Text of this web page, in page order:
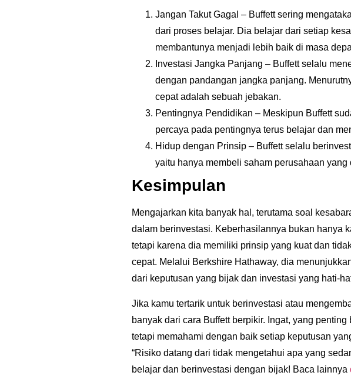
Jangan Takut Gagal – Buffett sering
dari proses belajar. Dia belajar dari setiap
membantunya menjadi lebih baik di masa
Investasi Jangka Panjang – Buffett selalu
dengan pandangan jangka panjang.
cepat adalah sebuah jebakan.
Pentingnya Pendidikan – Meskipun Buffett
percaya pada pentingnya terus belajar dan
Hidup dengan Prinsip– Buffett selalu
yaitu hanya membeli saham perusahaan yang
Kesimpulan
Mengajarkan kita banyak hal, terutama soal
dalam berinvestasi. Keberhasilannya bukan hanya
tetapi karena dia memiliki prinsip yang kuat dan
cepat. Melalui Berkshire Hathaway, dia
dari keputusan yang bijak dan investasi yang hati-
Jika kamu tertarik untuk berinvestasi atau
banyak dari cara Buffett berpikir. Ingat, yang
tetapi memahami dengan baik setiap keputusan
“Risiko datang dari tidak mengetahui apa yang
belajar dan berinvestasi dengan bijak! Baca lainnya